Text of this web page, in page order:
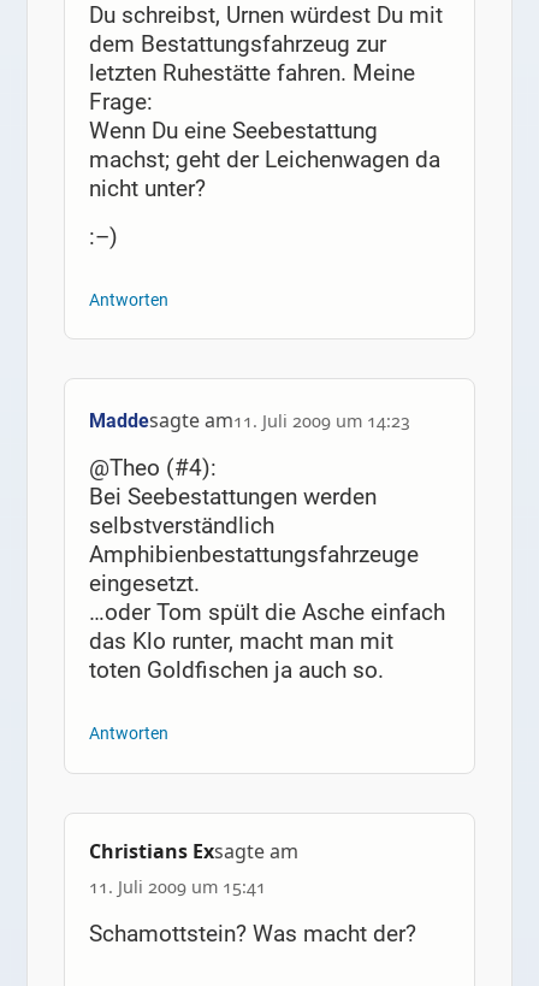
Du schreibst, Urnen würdest Du mit
dem Bestattungsfahrzeug zur
letzten Ruhestätte fahren. Meine
Frage:
Wenn Du eine Seebestattung
machst; geht der Leichenwagen da
nicht unter?
:–)
Antworten
Maddesagte am11. Juli 2009 um 14:23
@Theo (#4):
Bei Seebestattungen werden
selbstverständlich
Amphibienbestattungsfahrzeuge
eingesetzt.
…oder Tom spült die Asche einfach
das Klo runter, macht man mit
toten Goldfischen ja auch so.
Antworten
Christians Exsagte am
11. Juli 2009 um 15:41
Schamottstein? Was macht der?